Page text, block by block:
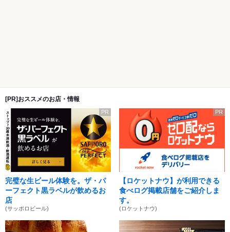
[PR]おススメのお店・情報
PR
完璧な生ビール体験を。ザ・パ
ーフェクト黒ラベルが飲めるお
店
(サッポロビール)
PR
【ロケットナウ】が利用できる
食べログ掲載店舗をご紹介しま
す。
(ロケットナウ)